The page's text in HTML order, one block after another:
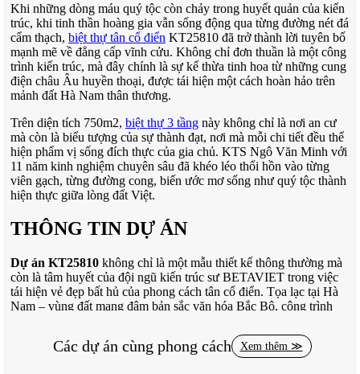
Khi những dòng máu quý tộc còn chảy trong huyết quản của kiến
trúc, khi tinh thần hoàng gia vẫn sống động qua từng đường nét đá
cẩm thạch, biệt thự tân cổ điển KT25810 đã trở thành lời tuyên bố
mạnh mẽ về đẳng cấp vĩnh cửu. Không chỉ đơn thuần là một công
trình kiến trúc, mà đây chính là sự kế thừa tinh hoa từ những cung
điện châu Âu huyền thoại, được tái hiện một cách hoàn hảo trên
mảnh đất Hà Nam thân thương.
Trên diện tích 750m2, biệt thự 3 tầng này không chỉ là nơi an cư
mà còn là biểu tượng của sự thành đạt, nơi mà mỗi chi tiết đều thể
hiện phẩm vị sống đích thực của gia chủ. KTS Ngô Văn Minh với
11 năm kinh nghiệm chuyên sâu đã khéo léo thổi hồn vào từng
viên gạch, từng đường cong, biến ước mơ sống như quý tộc thành
hiện thực giữa lòng đất Việt.
THÔNG TIN DỰ ÁN
Dự án KT25810 không chỉ là một mẫu thiết kế thông thường mà
còn là tâm huyết của đội ngũ kiến trúc sư BETAVIET trong việc
tái hiện vẻ đẹp bất hủ của phong cách tân cổ điển. Tọa lạc tại Hà
Nam – vùng đất mang đậm bản sắc văn hóa Bắc Bộ, công trình
KTS Ngô Văn Minh, với bề dày kinh nghiệm 11 năm trong lĩnh
Các dự án cùng phong cách Xem thêm ≫